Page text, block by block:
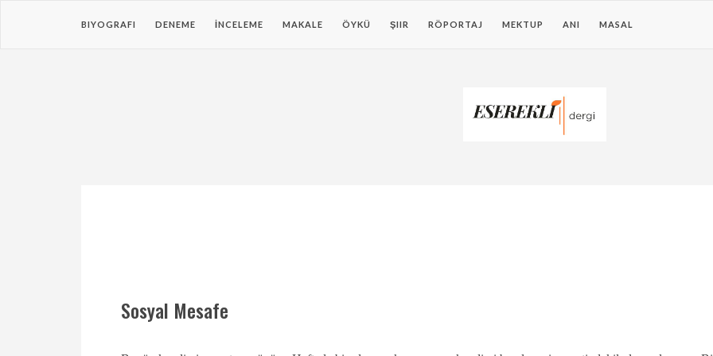
BIYOGRAFI DENEME İNCELEME MAKALE ÖYKÜ ŞIIR RÖPORTAJ MEKTUP ANI MASAL
Sosyal Mesafe